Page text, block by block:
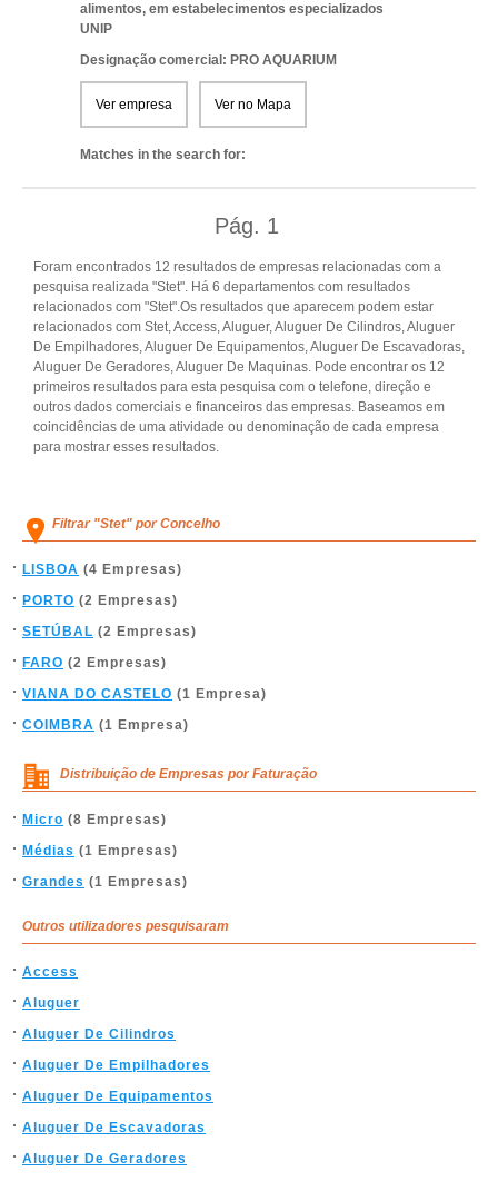
alimentos, em estabelecimentos especializados
UNIP
Designação comercial: PRO AQUARIUM
Ver empresa Ver no Mapa
Matches in the search for:
Pág. 1
Foram encontrados 12 resultados de empresas relacionadas com a
pesquisa realizada "Stet". Há 6 departamentos com resultados
relacionados com "Stet".Os resultados que aparecem podem estar
relacionados com Stet, Access, Aluguer, Aluguer De Cilindros, Aluguer
De Empilhadores, Aluguer De Equipamentos, Aluguer De Escavadoras,
Aluguer De Geradores, Aluguer De Maquinas. Pode encontrar os 12
primeiros resultados para esta pesquisa com o telefone, direção e
outros dados comerciais e financeiros das empresas. Baseamos em
coincidências de uma atividade ou denominação de cada empresa
para mostrar esses resultados.
Filtrar "Stet" por Concelho
LISBOA (4 Empresas)
PORTO (2 Empresas)
SETÚBAL (2 Empresas)
FARO (2 Empresas)
VIANA DO CASTELO (1 Empresa)
COIMBRA (1 Empresa)
Distribuição de Empresas por Faturação
Micro (8 Empresas)
Médias (1 Empresas)
Grandes (1 Empresas)
Outros utilizadores pesquisaram
Access
Aluguer
Aluguer De Cilindros
Aluguer De Empilhadores
Aluguer De Equipamentos
Aluguer De Escavadoras
Aluguer De Geradores